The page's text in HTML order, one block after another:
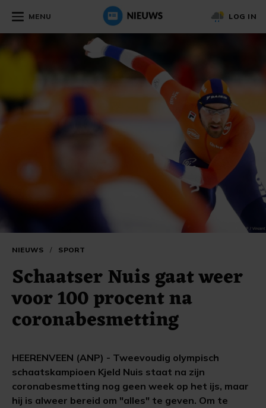
MENU LOG IN
NIEUWS / SPORT
Schaatser Nuis gaat weer
voor 100 procent na
coronabesmetting
HEERENVEEN (ANP) - Tweevoudig olympisch
schaatskampioen Kjeld Nuis staat na zijn
coronabesmetting nog geen week op het ijs, maar
hij is alweer bereid om "alles" te geven. Om te